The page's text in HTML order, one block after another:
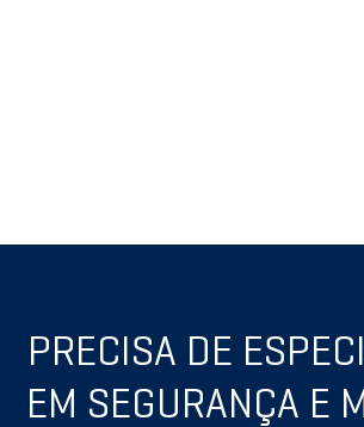
PRECISA DE
EM SEGURANÇA E